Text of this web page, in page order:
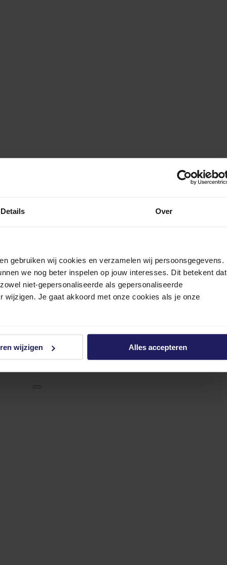
Details Over
gebruiken wij cookies en verzamelen wij persoonsgegevens.
we nog beter inspelen op jouw interesses. Dit betekent dat
niet-gepersonaliseerde als gepersonaliseerde
Je gaat akkoord met onze cookies als je onze
wijzigen Alles accepteren